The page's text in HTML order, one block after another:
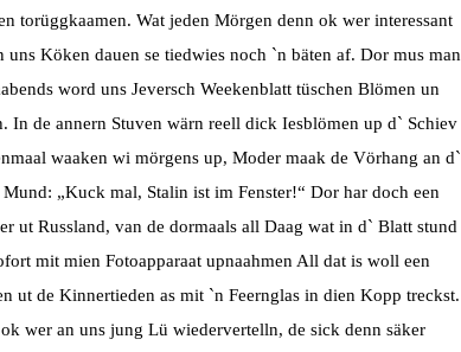
torüggkaamen. Wat jeden Mörgen denn ok wer interessant
uns Köken dauen se tiedwies noch `n bäten af. Dor mus man
word uns Jeversch Weekenblatt tüschen Blömen un
In de annern Stuven wärn reell dick Iesblömen up d` Schiev
waaken wi mörgens up, Moder maak de Vörhang an d`
„Kuck mal, Stalin ist im Fenster!“ Dor har doch een
ut Russland, van de dormaals all Daag wat in d` Blatt stund
mit mien Fotoapparaat upnaahmen All dat is woll een
ut de Kinnertieden as mit `n Feernglas in dien Kopp treckst.
wer an uns jung Lü wiedervertelln, de sick denn säker